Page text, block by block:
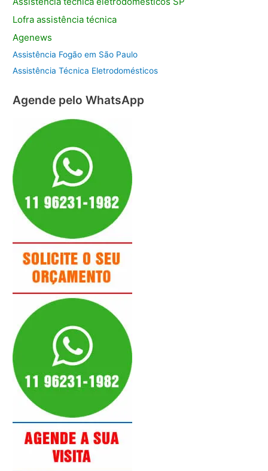
Lofra assistênciatécnica
Agenews
Assistência Fogão em São Paulo
Assistência Técnica Eletrodomésticos
Agende pelo WhatsApp